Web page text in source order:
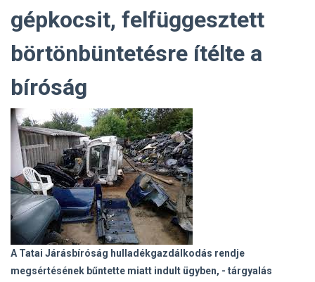
gépkocsit, felfüggesztett
börtönbüntetésre ítélte a
bíróság
A Tatai Járásbíróság hulladékgazdálkodás rendje
megsértésének bűntette miatt indult ügyben, - tárgyalás